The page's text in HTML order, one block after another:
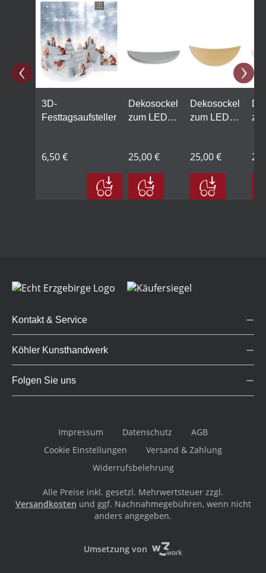
3D-
Festtagsaufsteller
6,50 €
Dekosockel
zum LED
Lindenholz
grau
25,00 €
Dekosockel
zum LED
Lindenholz
natur
25,00 €
Kontakt & Service
Köhler Kunsthandwerk
Folgen Sie uns
Impressum Datenschutz
AGB
Cookie Einstellungen
Versand & Zahlung
Widerrufsbelehrung
Alle Preise inkl. gesetzl. Mehrwertsteuer zzgl.
Versandkosten und ggf. Nachnahmegebühren, wenn nicht
anders angegeben.
Umsetzung von